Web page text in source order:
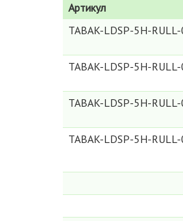
Артикул
TABAK-LDSP-5H-
TABAK-LDSP-5H-
TABAK-LDSP-5H-
TABAK-LDSP-5H-